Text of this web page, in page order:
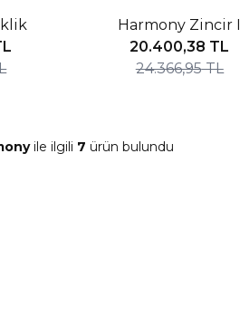
Harmony Zincir I
20.400,38 TL
24.366,95TL
ile ilgili 7 ürün bulundu